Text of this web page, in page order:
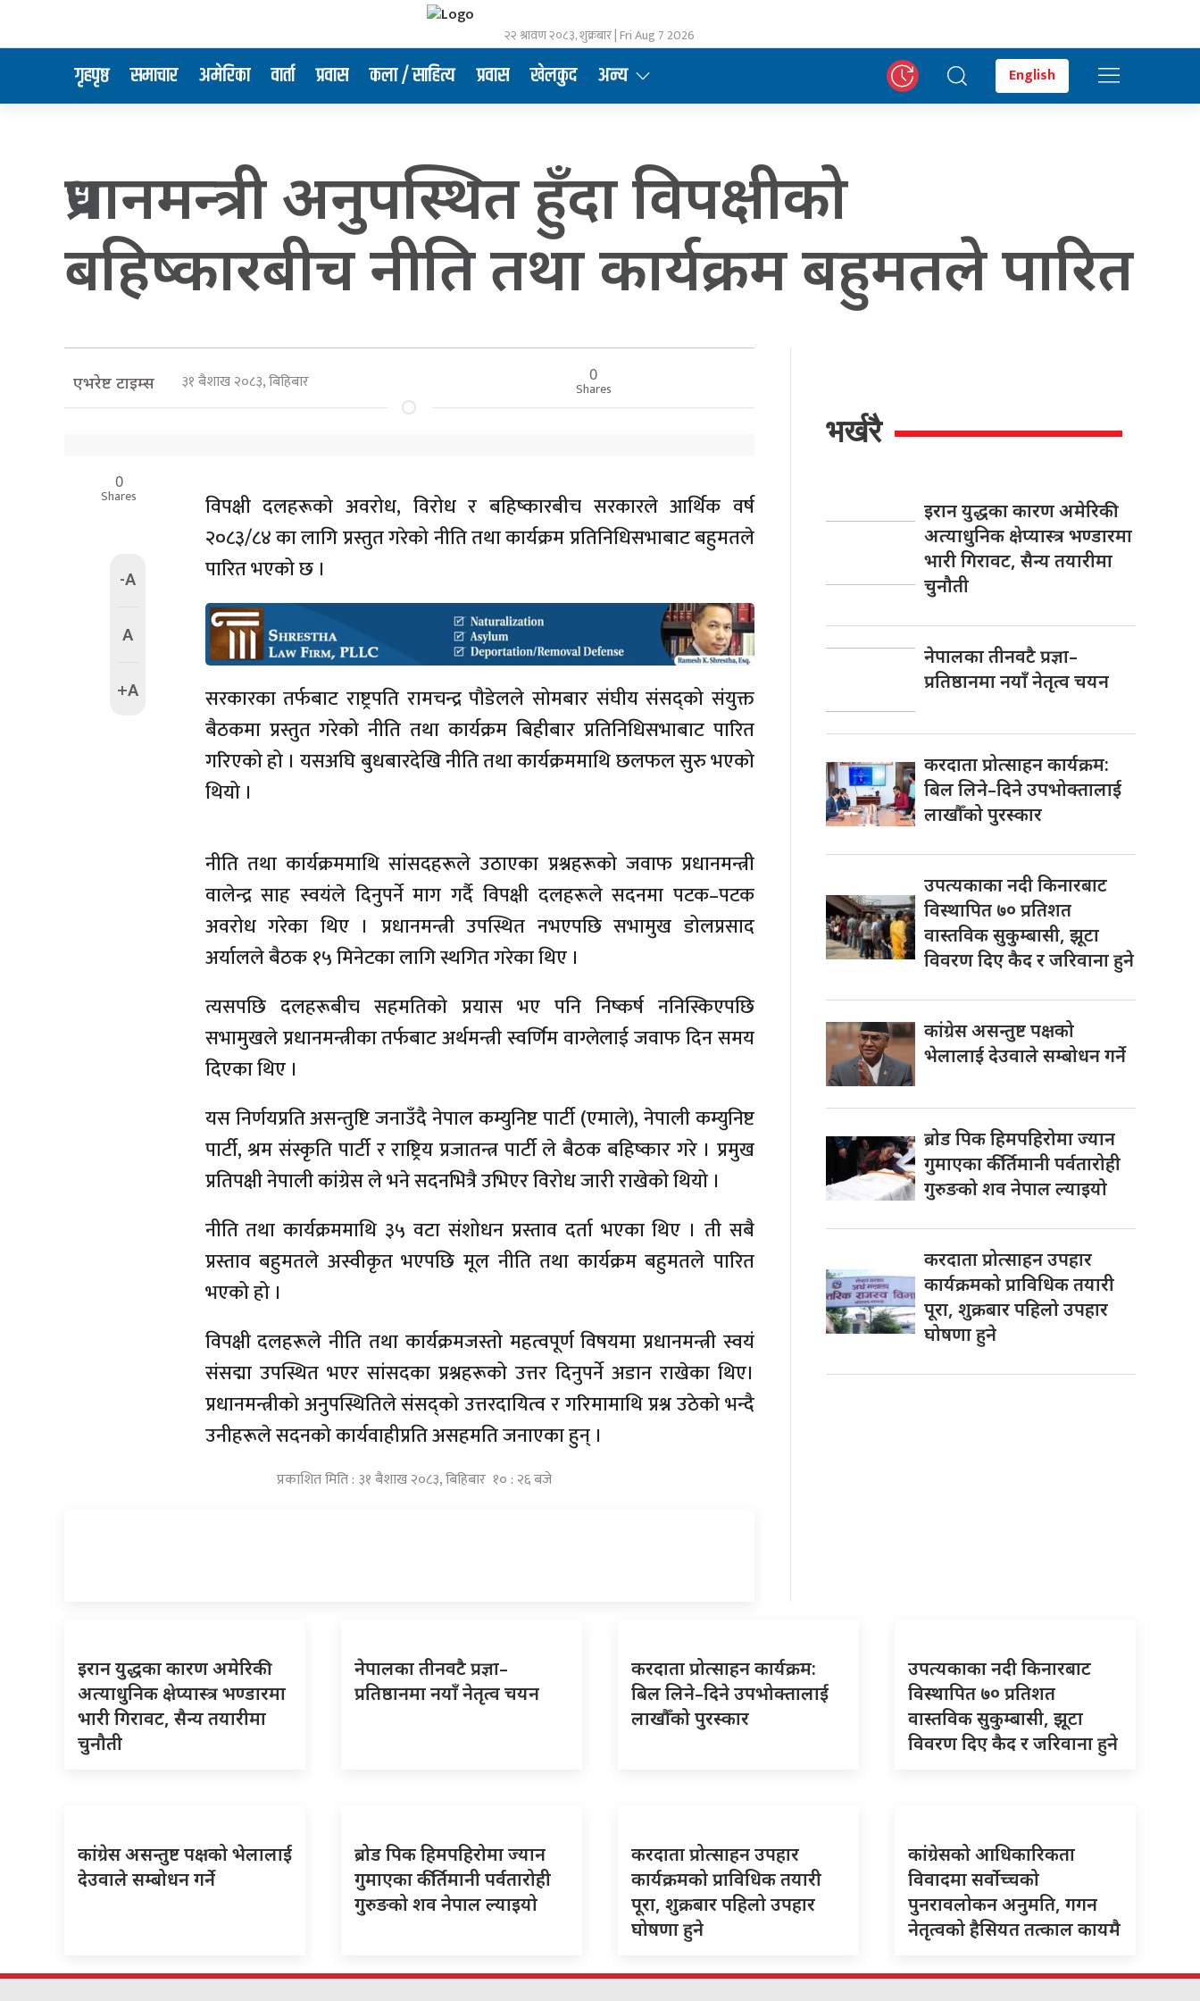
२२ श्रावण २०८३, शुक्रबार | Fri Aug 7 2026
गृहपृष्ठ समाचार अमेरिका वार्ता प्रवास कला / साहित्य प्रवास खेलकुद अन्य English
प्रधानमन्त्री अनुपस्थित हुँदा विपक्षीको
बहिष्कारबीच नीति तथा कार्यक्रम बहुमतले पारित
एभरेष्ट टाइम्स ३१ बैशाख २०८३, बिहिबार 0
Shares
0
Shares
-A
A
+A
विपक्षी दलहरूको अवरोध, विरोध र बहिष्कारबीच सरकारले आर्थिक वर्ष
२०८३/८४ का लागि प्रस्तुत गरेको नीति तथा कार्यक्रम प्रतिनिधिसभाबाट बहुमतले
पारित भएको छ ।
सरकारका तर्फबाट राष्ट्रपति रामचन्द्र पौडेलले सोमबार संघीय संसद्को संयुक्त
बैठकमा प्रस्तुत गरेको नीति तथा कार्यक्रम बिहीबार प्रतिनिधिसभाबाट पारित
गरिएको हो । यसअघि बुधबारदेखि नीति तथा कार्यक्रममाथि छलफल सुरु भएको
थियो ।
नीति तथा कार्यक्रममाथि सांसदहरूले उठाएका प्रश्नहरूको जवाफ प्रधानमन्त्री
वालेन्द्र साह स्वयंले दिनुपर्ने माग गर्दै विपक्षी दलहरूले सदनमा पटक–पटक
अवरोध गरेका थिए । प्रधानमन्त्री उपस्थित नभएपछि सभामुख डोलप्रसाद
अर्यालले बैठक १५ मिनेटका लागि स्थगित गरेका थिए ।
त्यसपछि दलहरूबीच सहमतिको प्रयास भए पनि निष्कर्ष ननिस्किएपछि
सभामुखले प्रधानमन्त्रीका तर्फबाट अर्थमन्त्री स्वर्णिम वाग्लेलाई जवाफ दिन समय
दिएका थिए ।
यस निर्णयप्रति असन्तुष्टि जनाउँदै नेपाल कम्युनिष्ट पार्टी (एमाले), नेपाली कम्युनिष्ट
पार्टी, श्रम संस्कृति पार्टी र राष्ट्रिय प्रजातन्त्र पार्टी ले बैठक बहिष्कार गरे । प्रमुख
प्रतिपक्षी नेपाली कांग्रेस ले भने सदनभित्रै उभिएर विरोध जारी राखेको थियो ।
नीति तथा कार्यक्रममाथि ३५ वटा संशोधन प्रस्ताव दर्ता भएका थिए । ती सबै
प्रस्ताव बहुमतले अस्वीकृत भएपछि मूल नीति तथा कार्यक्रम बहुमतले पारित
भएको हो ।
विपक्षी दलहरूले नीति तथा कार्यक्रमजस्तो महत्वपूर्ण विषयमा प्रधानमन्त्री स्वयं
संसद्मा उपस्थित भएर सांसदका प्रश्नहरूको उत्तर दिनुपर्ने अडान राखेका थिए।
प्रधानमन्त्रीको अनुपस्थितिले संसद्को उत्तरदायित्व र गरिमामाथि प्रश्न उठेको भन्दै
उनीहरूले सदनको कार्यवाहीप्रति असहमति जनाएका हुन् ।
प्रकाशित मिति : ३१ बैशाख २०८३, बिहिबार १० : २६ बजे
भर्खरै
इरान युद्धका कारण अमेरिकी
अत्याधुनिक क्षेप्यास्त्र भण्डारमा
भारी गिरावट, सैन्य तयारीमा
चुनौती
नेपालका तीनवटै प्रज्ञा–
प्रतिष्ठानमा नयाँ नेतृत्व चयन
करदाता प्रोत्साहन कार्यक्रम:
बिल लिने–दिने उपभोक्तालाई
लाखौँको पुरस्कार
उपत्यकाका नदी किनारबाट
विस्थापित ७० प्रतिशत
वास्तविक सुकुम्बासी, झूटा
विवरण दिए कैद र जरिवाना हुने
कांग्रेस असन्तुष्ट पक्षको
भेलालाई देउवाले सम्बोधन गर्ने
ब्रोड पिक हिमपहिरोमा ज्यान
गुमाएका कीर्तिमानी पर्वतारोही
गुरुङको शव नेपाल ल्याइयो
करदाता प्रोत्साहन उपहार
कार्यक्रमको प्राविधिक तयारी
पूरा, शुक्रबार पहिलो उपहार
घोषणा हुने
इरान युद्धका कारण अमेरिकी
अत्याधुनिक क्षेप्यास्त्र भण्डारमा
भारी गिरावट, सैन्य तयारीमा
चुनौती
नेपालका तीनवटै प्रज्ञा–
प्रतिष्ठानमा नयाँ नेतृत्व चयन
करदाता प्रोत्साहन कार्यक्रम:
बिल लिने–दिने उपभोक्तालाई
लाखौँको पुरस्कार
उपत्यकाका नदी किनारबाट
विस्थापित ७० प्रतिशत
वास्तविक सुकुम्बासी, झूटा
विवरण दिए कैद र जरिवाना हुने
कांग्रेस असन्तुष्ट पक्षको भेलालाई
देउवाले सम्बोधन गर्ने
ब्रोड पिक हिमपहिरोमा ज्यान
गुमाएका कीर्तिमानी पर्वतारोही
गुरुङको शव नेपाल ल्याइयो
करदाता प्रोत्साहन उपहार
कार्यक्रमको प्राविधिक तयारी
पूरा, शुक्रबार पहिलो उपहार
घोषणा हुने
कांग्रेसको आधिकारिकता
विवादमा सर्वोच्चको
पुनरावलोकन अनुमति, गगन
नेतृत्वको हैसियत तत्काल कायमै